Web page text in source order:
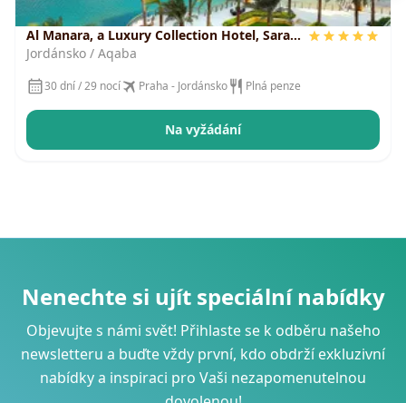
Al Manara, a Luxury Collection Hotel, Saraya
Aqaba
Jordánsko / Aqaba
30 dní / 29 nocí Praha - Jordánsko Plná penze
Na vyžádání
Nenechte si ujít speciální nabídky
Objevujte s námi svět! Přihlaste se k odběru našeho
newsletteru a buďte vždy první, kdo obdrží exkluzivní
nabídky a inspiraci pro Vaši nezapomenutelnou